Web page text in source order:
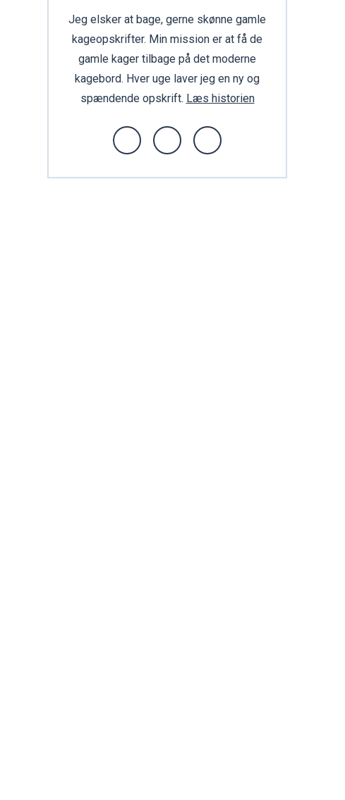
Jeg elsker at bage, gerne skønne gamle
kageopskrifter. Min mission er at få de
gamle kager tilbage på det moderne
kagebord. Hver uge laver jeg en ny og
spændende opskrift. Læs historien